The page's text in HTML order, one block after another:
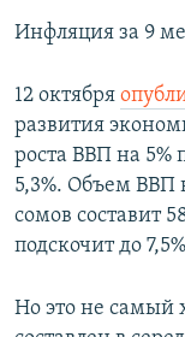
Инфляция за 9
12 октября
развития
роста ВВП на 5%
5,3%. Объем ВВП
сомов составит
подскочит до
Но это не самый